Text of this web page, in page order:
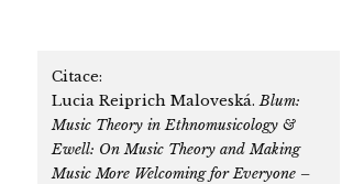
Citace:
Lucia Reiprich Maloveská.Blum:
Music Theory in Ethnomusicology &
Ewell: On Music Theory and Making
Music More Welcoming for Everyone –